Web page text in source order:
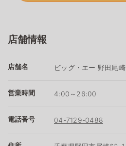
店舗情報
店舗名 ビッグ・エー 野田尾崎
営業時間 4:00～26:00
電話番号 04-7129-0488